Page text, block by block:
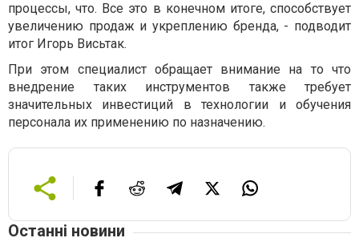
процессы, что. Все это в конечном итоге, способствует
увеличению продаж и укреплению бренда, - подводит
итог Игорь Висьтак.
При этом специалист обращает внимание на то что
внедрение таких инструментов также требует
значительных инвестиций в технологии и обучения
персонала их применению по назначению.
Останні новини